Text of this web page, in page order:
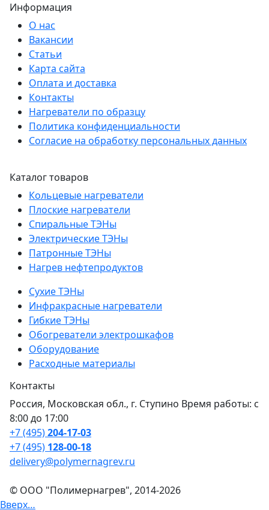
Информация
О нас
Вакансии
Статьи
Карта сайта
Оплата и доставка
Контакты
Нагреватели по образцу
Политика конфиденциальности
Согласие на обработку персональных данных
Каталог товаров
Кольцевые нагреватели
Плоские нагреватели
Спиральные ТЭНы
Электрические ТЭНы
Патронные ТЭНы
Нагрев нефтепродуктов
Сухие ТЭНы
Инфракрасные нагреватели
Гибкие ТЭНы
Обогреватели электрошкафов
Оборудование
Расходные материалы
Контакты
Россия, Московская обл., г. Ступино Время работы: с
8:00 до 17:00
+7 (495)204-17-03
+7 (495) 128-00-18
delivery@polymernagrev.ru
© ООО "Полимернагрев", 2014-2026
Вверх…